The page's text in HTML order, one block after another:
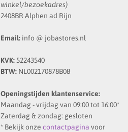
winkel/bezoekadres)
2408BR Alphen ad Rijn
Email: info @ jobastores.nl
KVK:52243540
BTW: NL002170878B08
Openingstijden klantenservice:
Maandag - vrijdag van 09:00 tot 16:00*
Zaterdag & zondag: gesloten
* Bekijk onze contactpagina voor